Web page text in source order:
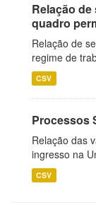
Relação
quadro
Relação de
regime de
CSV
Processos
Relação das
ingresso na
CSV